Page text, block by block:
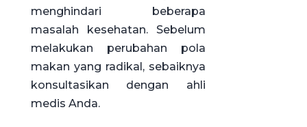
menghindari beberapa
masalah kesehatan. Sebelum
melakukan perubahan pola
makan yang radikal, sebaiknya
konsultasikan dengan ahli
medis Anda.